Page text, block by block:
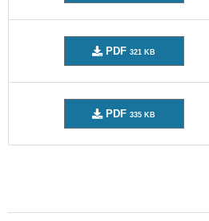
PDF 321 KB
PDF 335 KB